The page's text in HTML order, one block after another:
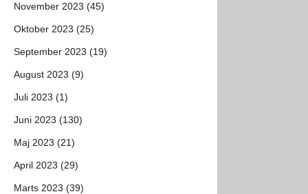
November 2023 (45)
Oktober 2023 (25)
September 2023 (19)
August 2023 (9)
Juli 2023 (1)
Juni 2023 (130)
Maj 2023 (21)
April 2023 (29)
Marts 2023 (39)